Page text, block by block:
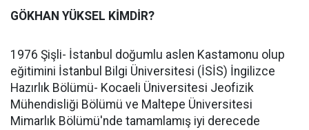
GÖKHAN YÜKSEL KİMDİR?
1976 Şişli- İstanbul doğumlu aslen Kastamonu olup
eğitimini İstanbul Bilgi Üniversitesi (İSİS) İngilizce
Hazırlık Bölümü- Kocaeli Üniversitesi Jeofizik
Mühendisliği Bölümü ve Maltepe Üniversitesi
Mimarlık Bölümü'nde tamamlamış iyi derecede